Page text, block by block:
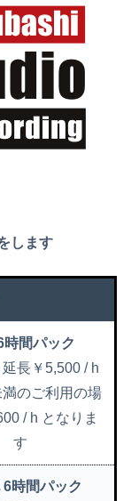
します
時間パック
延長￥5,500 / h
のご利用の場
/ h となりま
す
6時間パック